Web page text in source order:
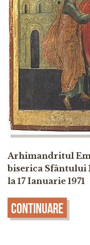
Arhimandritul
biserica Sfântului
la 17 Ianuarie 1971
Continuare